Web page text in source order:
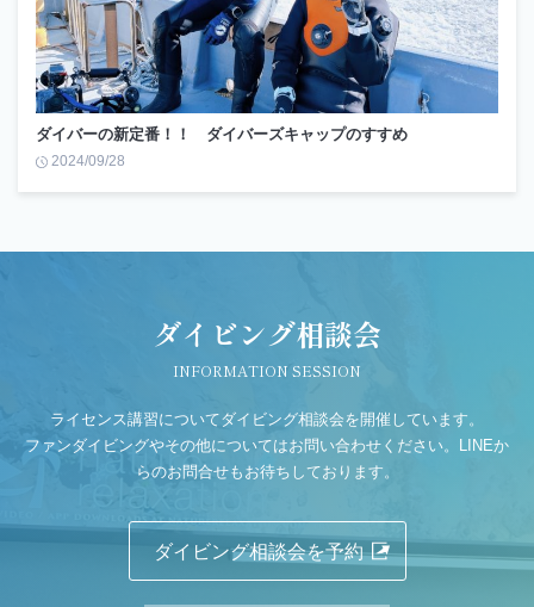
ダイバーの新定番！！ ダイバーズキャップのすすめ
2024/09/28
ダイビング相談会
INFORMATION SESSION
ライセンス講習についてダイビング相談会を開催しています。
ファンダイビングやその他についてはお問い合わせください。LINEか
らのお問合せもお待ちしております。
ダイビング相談会を予約